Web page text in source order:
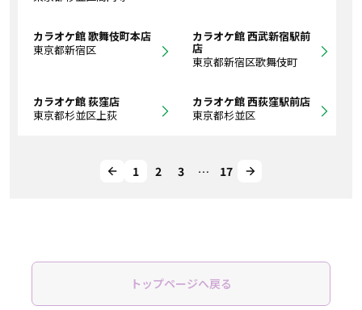
カラオケ館 歌舞伎町本店
東京都新宿区
カラオケ館 西武新宿駅前
店
東京都新宿区歌舞伎町
カラオケ館 荻窪店
東京都杉並区上荻
カラオケ館 西荻窪駅前店
東京都杉並区
1 2 3 … 17
トップページへ戻る